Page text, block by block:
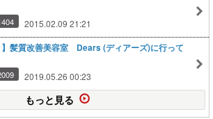
2015.02.09 21:21
】髪質改善美容室 Dears (ディアーズ)に行って
2019.05.26 00:23
もっと見る